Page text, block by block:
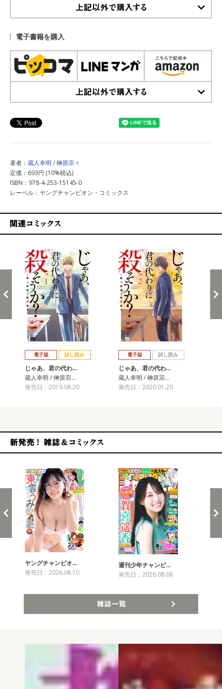
電子書籍を購入
著者： 蔵人幸明 /榊原宗々
定価：693円 (10%税込)
ISBN：978-4-253-15145-0
レーベル：ヤングチャンピオン・コミックス
電子版 試し読み
じゃあ、君の代わ…
蔵人幸明 / 榊原宗…
発売日：2019.08.20
電子版 試し読み
じゃあ、君の代わ…
蔵人幸明 / 榊原宗…
発売日：2020.01.20
ヤングチャンピオ…
発売日：2026.08.10
週刊少年チャンピ…
発売日：2026.08.06